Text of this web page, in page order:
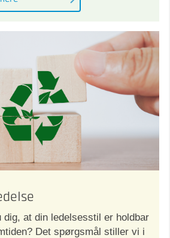
dig, at din ledelsesstil er holdbar
Det spørgsmål stiller vi i